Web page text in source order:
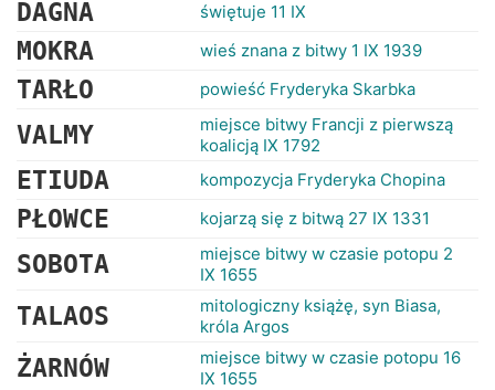
DAGNA świętuje 11 IX
MOKRA wieś znana z bitwy 1 IX 1939
TARŁO powieść Fryderyka Skarbka
VALMY
miejsce bitwy Francji z pierwszą
koalicją IX 1792
ETIUDA kompozycja Fryderyka Chopina
PŁOWCE kojarzą się z bitwą 27 IX 1331
SOBOTA
miejsce bitwy w czasie potopu 2
IX 1655
TALAOS
mitologiczny książę, syn Biasa,
króla Argos
ŻARNÓW
miejsce bitwy w czasie potopu 16
IX 1655